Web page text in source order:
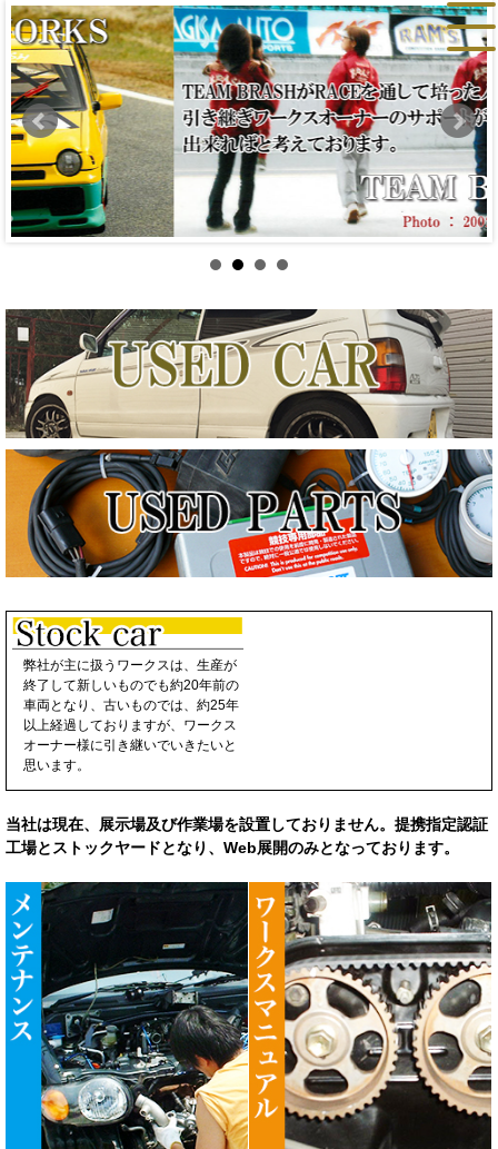
弊社が主に扱うワークスは、生産が
終了して新しいものでも約20年前の
車両となり、古いものでは、約25年
以上経過しておりますが、ワークス
オーナー様に引き継いでいきたいと
思います。
当社は現在、展示場及び作業場を設置しておりません。提携指定認証
工場とストックヤードとなり、Web展開のみとなっております。
メンテナンス